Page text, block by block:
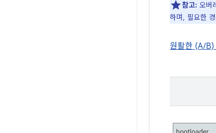
참고: 오버
하며, 필요한
원활한 (A/B)